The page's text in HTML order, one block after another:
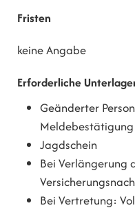
Fristen
keine Angabe
Erforderliche
Geänderter
Meldebestätigung
Jagdschein
Bei Verlängerung
Bei Vertretung: